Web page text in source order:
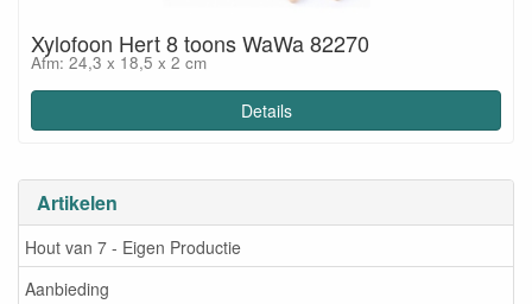
Artikelen
Hout van 7 - Eigen Productie
Aanbieding
Xylofoon Hert 8 toons WaWa 82270
Afm: 24,3 x 18,5 x 2 cm
Details